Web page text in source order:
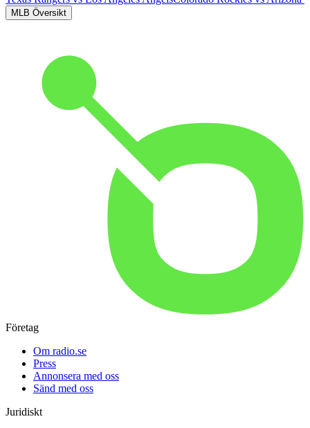
MLB Översikt
Företag
Om radio.se
Press
Annonsera med oss
Sänd med oss
Juridiskt